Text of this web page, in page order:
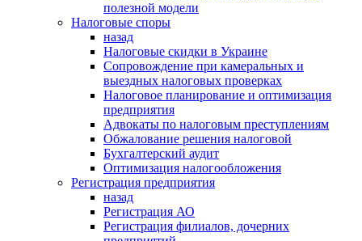
полезной модели
Налоговые споры
назад
Налоговые скидки в Украине
Сопровождение при камеральных и
выездных налоговых проверках
Налоговое планирование и оптимизация
предприятия
Адвокаты по налоговым преступлениям
Обжалование решения налоговой
Бухгалтерский аудит
Оптимизация налогообложения
Регистрация предприятия
назад
Регистрация АО
Регистрация филиалов, дочерних